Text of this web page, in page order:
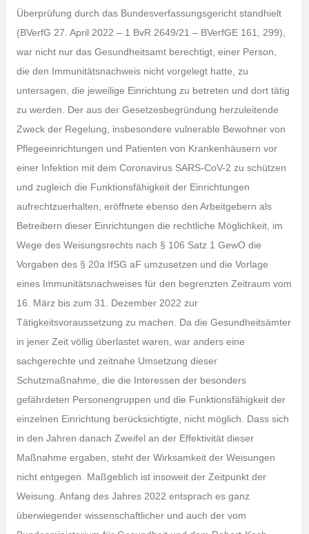
Überprüfung durch das Bundesverfassungsgericht standhielt
(BVerfG 27. April 2022 – 1 BvR 2649/21 – BVerfGE 161, 299),
war nicht nur das Gesundheitsamt berechtigt, einer Person,
die den Immunitätsnachweis nicht vorgelegt hatte, zu
untersagen, die jeweilige Einrichtung zu betreten und dort tätig
zu werden. Der aus der Gesetzesbegründung herzuleitende
Zweck der Regelung, insbesondere vulnerable Bewohner von
Pflegeeinrichtungen und Patienten von Krankenhäusern vor
einer Infektion mit dem Coronavirus SARS-CoV-2 zu schützen
und zugleich die Funktionsfähigkeit der Einrichtungen
aufrechtzuerhalten, eröffnete ebenso den Arbeitgebern als
Betreibern dieser Einrichtungen die rechtliche Möglichkeit, im
Wege des Weisungsrechts nach § 106 Satz 1 GewO die
Vorgaben des § 20a IfSG aF umzusetzen und die Vorlage
eines Immunitätsnachweises für den begrenzten Zeitraum vom
16. März bis zum 31. Dezember 2022 zur
Tätigkeitsvoraussetzung zu machen. Da die Gesundheitsämter
in jener Zeit völlig überlastet waren, war anders eine
sachgerechte und zeitnahe Umsetzung dieser
Schutzmaßnahme, die die Interessen der besonders
gefährdeten Personengruppen und die Funktionsfähigkeit der
einzelnen Einrichtung berücksichtigte, nicht möglich. Dass sich
in den Jahren danach Zweifel an der Effektivität dieser
Maßnahme ergaben, steht der Wirksamkeit der Weisungen
nicht entgegen. Maßgeblich ist insoweit der Zeitpunkt der
Weisung. Anfang des Jahres 2022 entsprach es ganz
überwiegender wissenschaftlicher und auch der vom